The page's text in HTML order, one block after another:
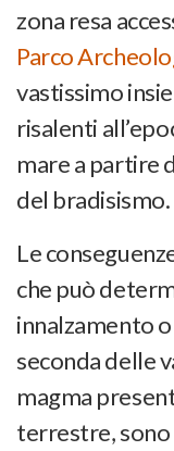
zona resa
Parco
vastissimo
risalenti
mare a partire
del bradisismo.
Le
che può
innalzamento
seconda delle
magma
terrestre, sono